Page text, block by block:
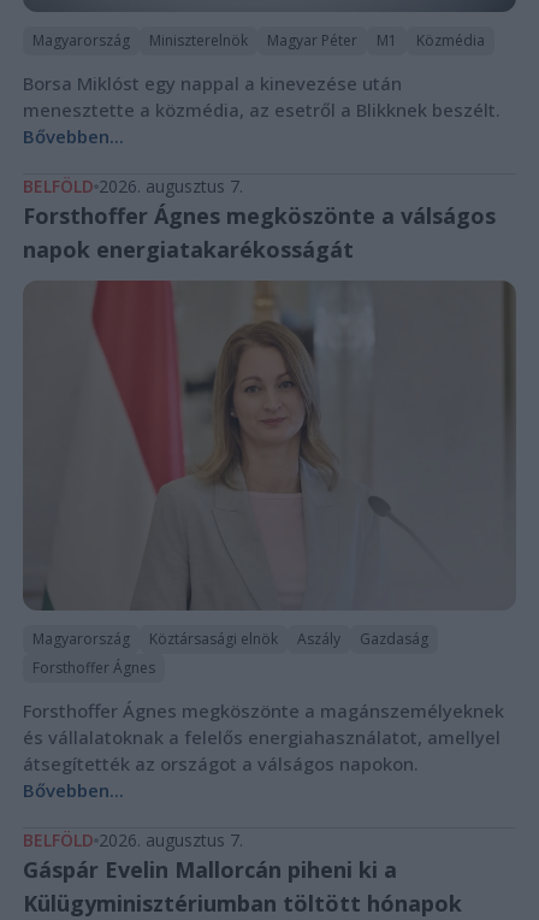
Magyarország Miniszterelnök Magyar Péter M1 Közmédia
Borsa Miklóst egy nappal a kinevezése után
menesztette a közmédia, az esetről a Blikknek beszélt.
Bővebben...
BELFÖLD 2026. augusztus 7.
Forsthoffer Ágnes megköszönte a válságos
napok energiatakarékosságát
Magyarország Köztársasági elnök Aszály
Gazdaság
Forsthoffer Ágnes
Forsthoffer Ágnes megköszönte a magánszemélyeknek
és vállalatoknak a felelős energiahasználatot, amellyel
átsegítették az országot a válságos napokon.
Bővebben...
BELFÖLD 2026. augusztus 7.
Gáspár Evelin Mallorcán piheni ki a
Külügyminisztériumban töltött hónapok